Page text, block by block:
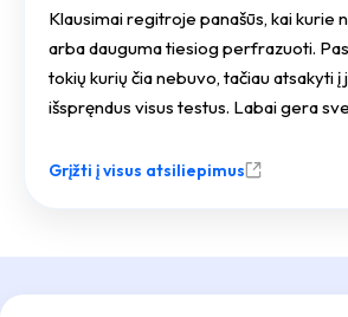
Klausimai regitroje panašūs, kai kurie
arba dauguma tiesiog perfrazuoti.
tokių kurių čia nebuvo, tačiau atsakyti į
išspręndus visus testus. Labai gera
Grįžti į visus atsiliepimus